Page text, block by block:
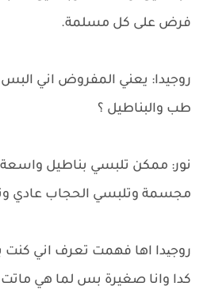
فرض على كل مسلمة.
روجيدا: يعني المفروض اني
طب والبناطيل ؟
نور: ممكن تلبسي بناطيل
مجسمة وتلبسي الحجاب عادي
روجیدا اها فهمت تعرف اني
كدا وانا صغيرة بس لما هي